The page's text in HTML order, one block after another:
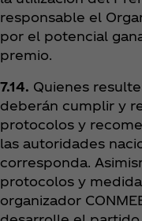
responsable el
por el potencial
premio.
7.14. Quienes
deberán cumplir y
protocolos y
las autoridades
corresponda.
protocolos y
organizador